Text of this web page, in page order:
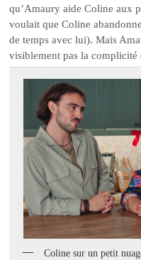
qu’Amaury aide Coline aux
voulait que Coline
de temps avec lui). Mais
visiblement pas la complicité
Coline sur un petit